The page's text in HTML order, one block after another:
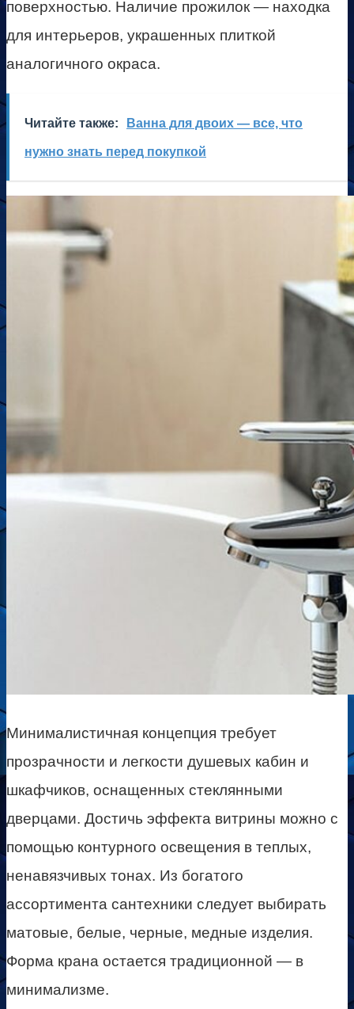
поверхностью. Наличие прожилок — находка
для интерьеров, украшенных плиткой
аналогичного окраса.
Читайте также: Ванна для двоих — все, что
нужно знать перед покупкой
Минималистичная концепция требует
прозрачности и легкости душевых кабин и
шкафчиков, оснащенных стеклянными
дверцами. Достичь эффекта витрины можно с
помощью контурного освещения в теплых,
ненавязчивых тонах. Из богатого
ассортимента сантехники следует выбирать
матовые, белые, черные, медные изделия.
Форма крана остается традиционной — в
минимализме.